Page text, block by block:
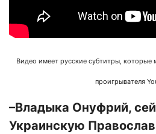
Видео имеет русские субтитры, которые
проигрывателя
–Владыка Онуфрий,
Украинскую